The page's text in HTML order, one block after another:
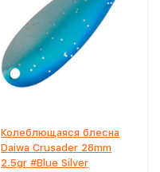
Колеблющаяся блесна
Daiwa Crusader 28mm
2.5gr #Blue Silver